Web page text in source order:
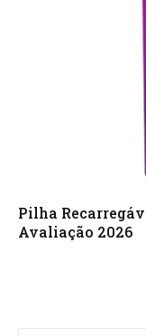
Pilha
Avaliação 2026